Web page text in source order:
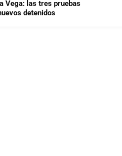
Vega: las tres pruebas
detenidos